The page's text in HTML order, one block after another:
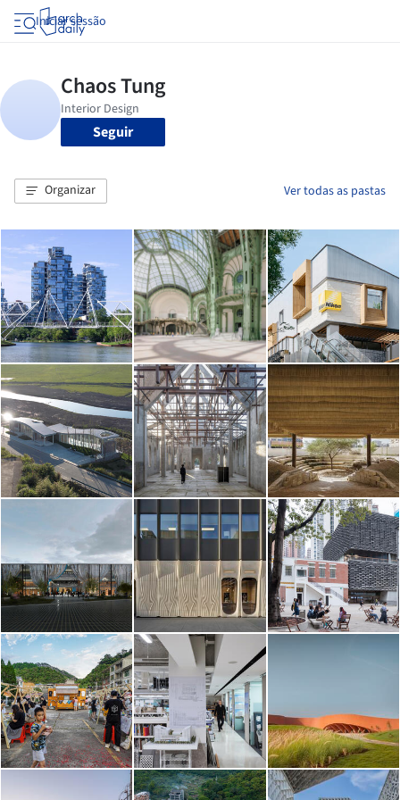
Iniciar sessão
Seguir
Organizar Ver todas as pastas